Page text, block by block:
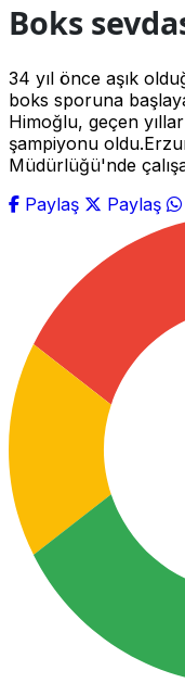
Boks
34 yıl önce aşık
boks sporuna
Himoğlu, geçen
şampiyonu
Müdürlüğü'nde
Paylaş
Paylaş